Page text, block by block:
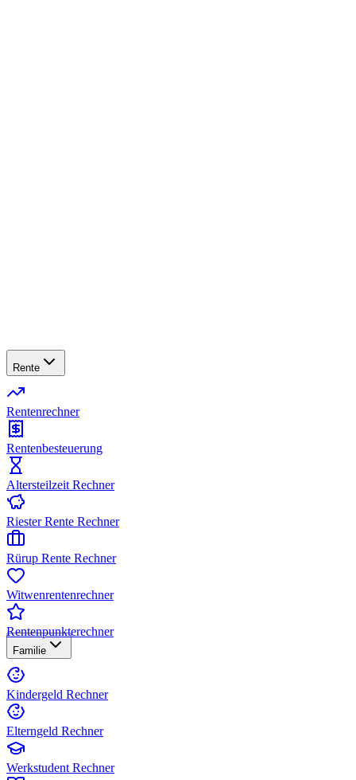
Rente
Rentenrechner
Rentenbesteuerung
Altersteilzeit Rechner
Riester Rente Rechner
Rürup Rente Rechner
Witwenrentenrechner
Rentenpunkterechner
Familie
Kindergeld Rechner
Elterngeld Rechner
Werkstudent Rechner